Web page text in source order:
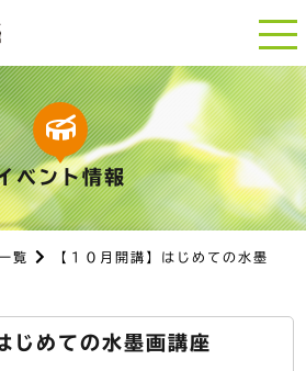
ベント情報
覧
【１０月開講】はじめての水墨
じめての水墨画講座